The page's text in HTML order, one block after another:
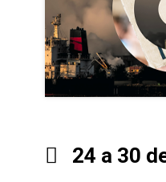
24 a 30